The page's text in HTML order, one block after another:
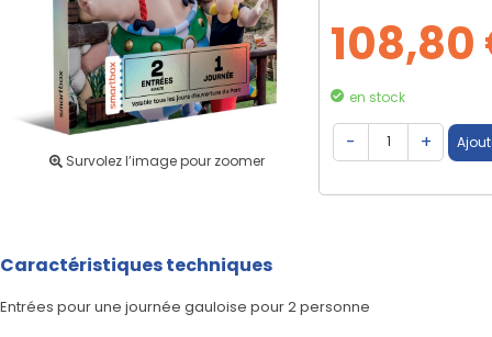
Survolez l’image pour zoomer
108,80
en stock
Caractéristiques techniques
Entrées pour une journée gauloise pour 2 personne